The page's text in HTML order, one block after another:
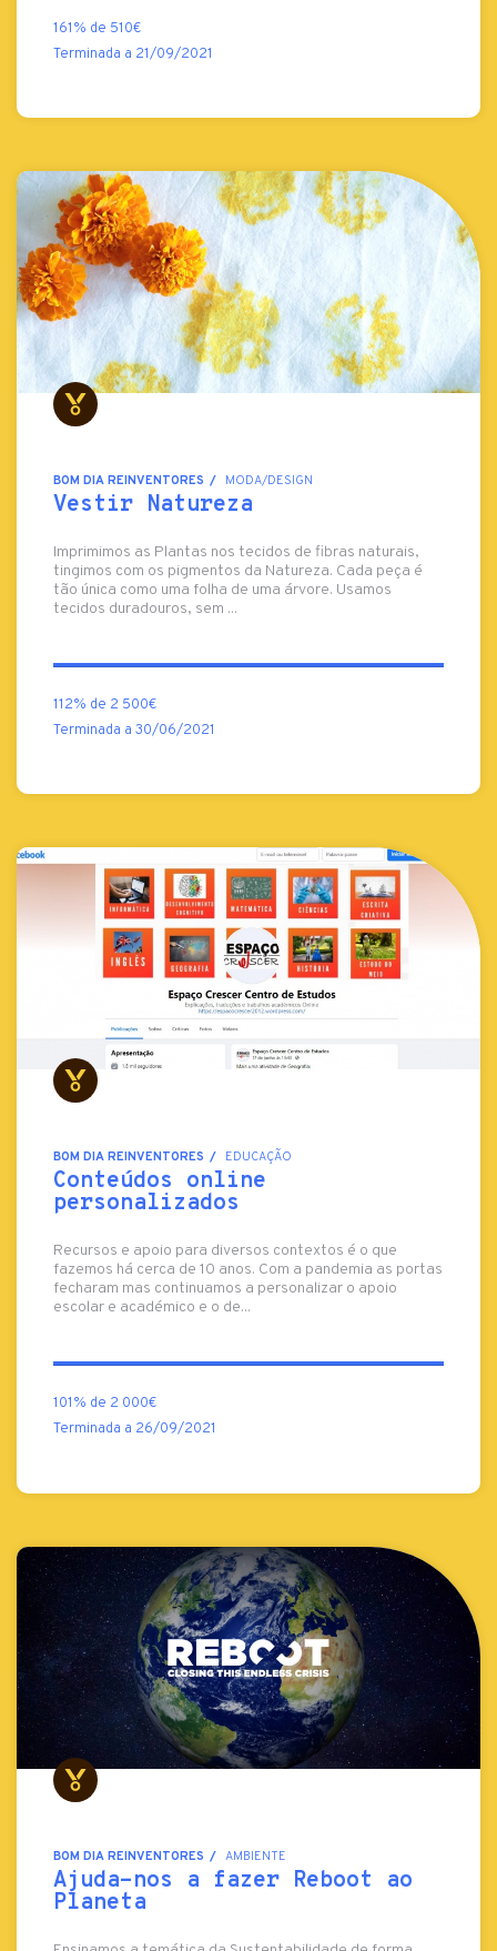
161% de 510€
Terminada a 21/09/2021
BOM DIA REINVENTORES MODA/DESIGN
Vestir Natureza
Imprimimos as Plantas nos tecidos de fibras naturais,
tingimos com os pigmentos da Natureza. Cada peça é
tão única como uma folha de uma árvore. Usamos
tecidos duradouros, sem ...
112% de 2 500€
Terminada a 30/06/2021
BOM DIA REINVENTORES EDUCAÇÃO
Conteúdos online
personalizados
Recursos e apoio para diversos contextos é o que
fazemos há cerca de 10 anos. Com a pandemia as portas
fecharam mas continuamos a personalizar o apoio
escolar e académico e o de...
101% de 2 000€
Terminada a 26/09/2021
BOM DIA REINVENTORES AMBIENTE
Ajuda-nos a fazer Reboot ao
Planeta